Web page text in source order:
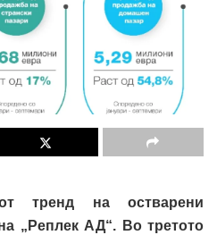
тренд на остварени
„Реплек АД“. Во третото